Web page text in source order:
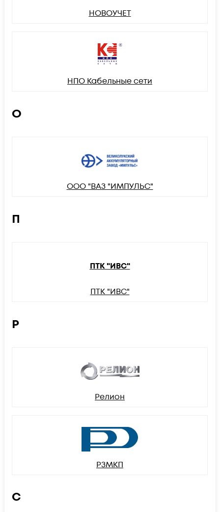
НОВОУЧЕТ
НПО Кабельные сети
О
ООО "ВАЗ "ИМПУЛЬС"
П
ПТК "ИВС"
ПТК "ИВС"
Р
Релион
РЗМКП
С